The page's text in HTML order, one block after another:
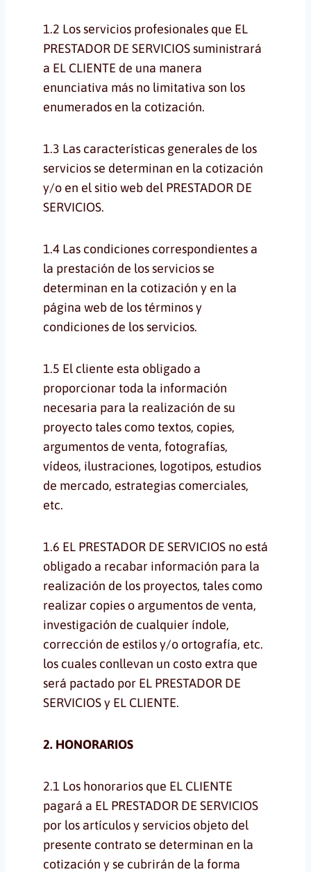
1.2 Los servicios profesionales que EL
PRESTADOR DE SERVICIOS suministrará
a EL CLIENTE de una manera
enunciativa más no limitativa son los
enumerados en la cotización.
1.3 Las características generales de los
servicios se determinan en la cotización
y/o en el sitio web del PRESTADOR DE
SERVICIOS.
1.4 Las condiciones correspondientes a
la prestación de los servicios se
determinan en la cotización y en la
página web de los términos y
condiciones de los servicios.
1.5 El cliente esta obligado a
proporcionar toda la información
necesaria para la realización de su
proyecto tales como textos, copies,
argumentos de venta, fotografías,
vídeos, ilustraciones, logotipos, estudios
de mercado, estrategias comerciales,
etc.
1.6 EL PRESTADOR DE SERVICIOS no está
obligado a recabar información para la
realización de los proyectos, tales como
realizar copies o argumentos de venta,
investigación de cualquier índole,
corrección de estilos y/o ortografía, etc.
los cuales conllevan un costo extra que
será pactado por EL PRESTADOR DE
SERVICIOS y EL CLIENTE.
2. HONORARIOS
2.1 Los honorarios que EL CLIENTE
pagará a EL PRESTADOR DE SERVICIOS
por los artículos y servicios objeto del
presente contrato se determinan en la
cotización y se cubrirán de la forma